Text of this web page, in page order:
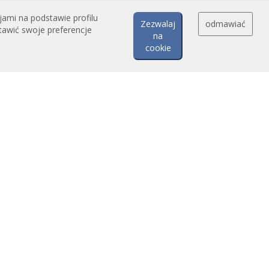
na podstawie profilu
swoje preferencje
Zezwalaj
na
cookie
odmawiać